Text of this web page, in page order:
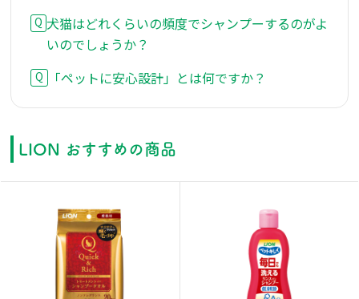
犬猫はどれくらいの頻度でシャンプーするのがよ
いのでしょうか？
「ペットに安心設計」とは何ですか？
LION おすすめの商品